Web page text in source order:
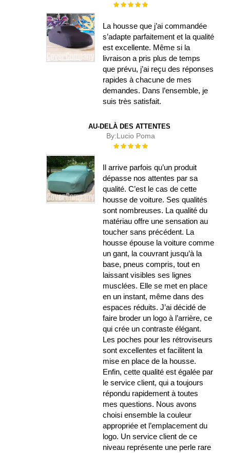
Évaluation :
La housse que j’ai commandée
s’adapte parfaitement et la qualité
est excellente. Même si la
livraison a pris plus de temps
que prévu, j’ai reçu des réponses
rapides à chacune de mes
demandes. Dans l’ensemble, je
suis très satisfait.
AU-DELÀ DES ATTENTES
By:Lucio Poma
Évaluation :
Il arrive parfois qu’un produit
dépasse nos attentes par sa
qualité. C’est le cas de cette
housse de voiture. Ses qualités
sont nombreuses. La qualité du
matériau offre une sensation au
toucher sans précédent. La
housse épouse la voiture comme
un gant, la couvrant jusqu’à la
base, pneus compris, tout en
laissant visibles ses lignes
musclées. Elle se met en place
en un instant, même dans des
espaces réduits. J’ai décidé de
faire broder un logo à l’arrière, ce
qui crée un contraste élégant.
Les poches pour les rétroviseurs
sont excellentes et facilitent la
mise en place de la housse.
Enfin, cette qualité est égalée par
le service client, qui a toujours
répondu rapidement à toutes
mes questions. Nous avons
choisi ensemble la couleur
appropriée et l’emplacement du
logo. Un service client de ce
niveau représente une perle rare